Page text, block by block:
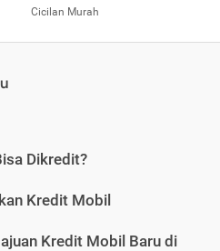
Cicilan Murah
Dikredit?
Kredit Mobil
Kredit Mobil Baru di